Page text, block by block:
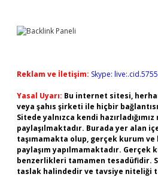
Reklam ve İletişim: Skype:
Yasal Uyarı: Bu internet sitesi,
veya şahıs şirketi ile hiçbir
Sitede yalnızca kendi
paylaşılmaktadır. Burada yer alan
taşımamakta olup, gerçek kurum ve
paylaşım yapılmamaktadır. Gerçek
benzerlikleri tamamen tesadüfidir.
taslak halindedir ve tavsiye niteliği